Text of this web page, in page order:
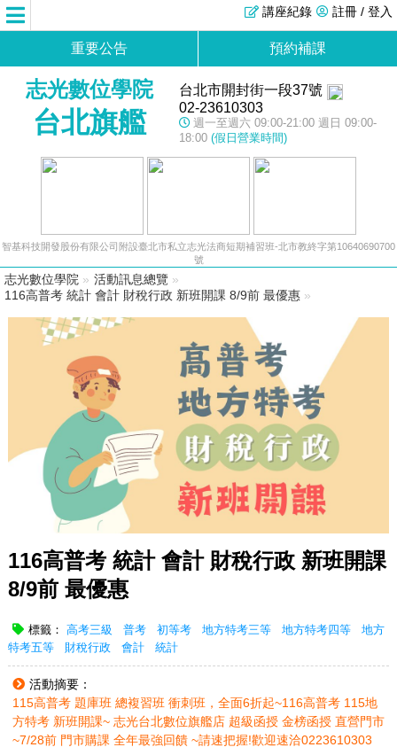
註冊 / 登入
講座紀錄
重要公告 預約補課
志光數位學院
台北旗艦
台北市開封街一段37號
02-23610303
週一至週六 09:00-21:00 週日 09:00-
18:00 (假日營業時間)
智基科技開發股份有限公司附設臺北市私立志光法商短期補習班-北市教終字第10640690700
號
志光數位學院 » 活動訊息總覽 »
116高普考 統計 會計 財稅行政 新班開課 8/9前 最優惠 »
116高普考 統計 會計 財稅行政 新班開課
8/9前 最優惠
標籤： 高考三級 普考 初等考 地方特考三等 地方特考四等
地方
特考五等
財稅行政 會計 統計
活動摘要：
115高普考 題庫班 總複習班 衝刺班，全面6折起~116高普考 115地
方特考 新班開課~ 志光台北數位旗艦店 超級函授 金榜函授 直營門市
~7/28前 門市購課 全年最強回饋 ~請速把握!歡迎速洽0223610303